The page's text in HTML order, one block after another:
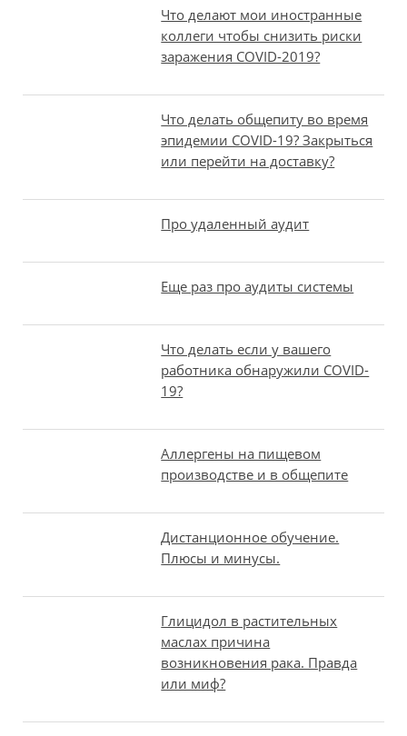
Что делают мои иностранные
коллеги чтобы снизить риски
заражения COVID-2019?
Что делать общепиту во время
эпидемии COVID-19? Закрыться
или перейти на доставку?
Про удаленный аудит
Еще раз про аудиты системы
Что делать если у вашего
работника обнаружили COVID-
19?
Аллергены на пищевом
производстве и в общепите
Дистанционное обучение.
Плюсы и минусы.
Глицидол в растительных
маслах причина
возникновения рака. Правда
или миф?